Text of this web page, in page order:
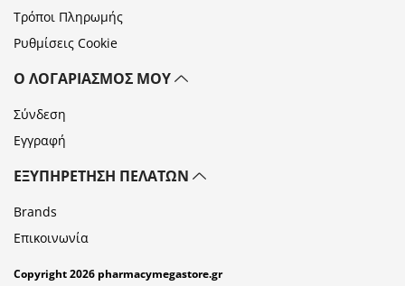
Τρόποι Πληρωμής
Ρυθμίσεις Cookie
Ο ΛΟΓΑΡΙΑΣΜΌΣ ΜΟΥ
Σύνδεση
Εγγραφή
ΕΞΥΠΗΡΈΤΗΣΗ ΠΕΛΑΤΏΝ
Brands
Επικοινωνία
Copyright 2026 pharmacymegastore.gr